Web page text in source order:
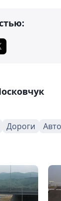
Дороги